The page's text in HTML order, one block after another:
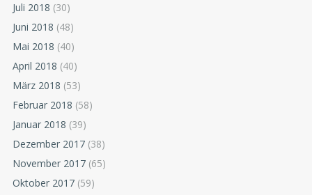
Juli 2018 (30)
Juni 2018 (48)
Mai 2018 (40)
April 2018 (40)
März 2018 (53)
Februar 2018 (58)
Januar 2018 (39)
Dezember 2017 (38)
November 2017 (65)
Oktober 2017 (59)